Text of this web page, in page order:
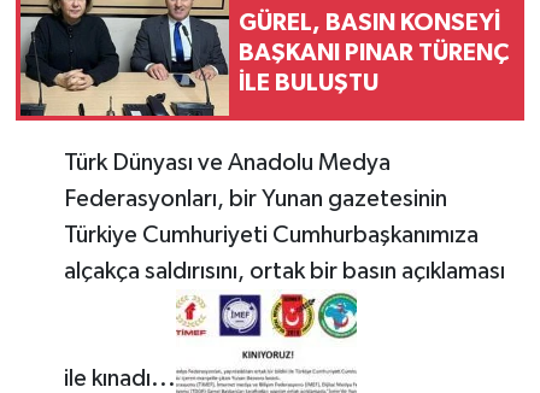
GÜREL, BASIN KONSEYİ
BAŞKANI PINAR TÜRENÇ
İLE BULUŞTU
Türk Dünyası ve Anadolu Medya
Federasyonları, bir Yunan gazetesinin
Türkiye Cumhuriyeti Cumhurbaşkanımıza
alçakça saldırısını, ortak bir basın açıklaması
ile kınadı...
YEREL MEDYA RAPORU